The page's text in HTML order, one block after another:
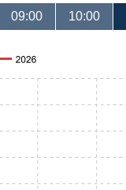
09:00 10:00